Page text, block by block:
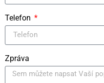
Telefon
Zpráva